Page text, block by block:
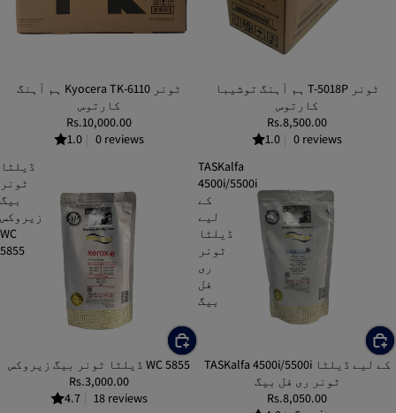
ہم آہنگ Kyocera TK-6110 ٹونر
کارتوس
Rs.10,000.00
1.0
0 reviews
ہم آہنگ توشیبا T-5018P ٹونر
کارتوس
Rs.8,500.00
1.0
0 reviews
ڈیلٹا
ٹونر
بیگ
زيروکس
WC
5855
ڈیلٹا ٹونر بیگ زيروکس WC 5855
Rs.3,000.00
4.7
18 reviews
TASKalfa
4500i/5500i
کے
لیے
ڈیلٹا
ٹونر
ری
فل
بیگ
TASKalfa 4500i/5500i کے لیے ڈیلٹا
ٹونر ری فل بیگ
Rs.8,050.00